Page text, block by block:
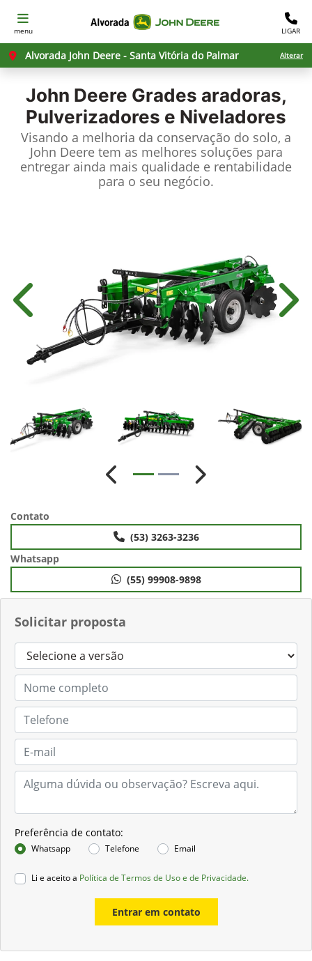
menu LIGAR
Alvorada John Deere - Santa Vitória do Palmar Alterar
John Deere Grades aradoras,
Pulverizadores e Niveladores
Visando a melhoria da conservação do solo, a
John Deere tem as melhores soluções para
entregar ainda mais qualidade e rentabilidade
para o seu negócio.
Solicitar proposta
Preferência de contato:
Whatsapp Telefone Email
Li e aceito a Política de Termos de Uso e de Privacidade.
Entrar em contato
Anterior
Anterior Próximo
Contato
(53) 3263-3236
Whatsapp
(55) 99908-9898